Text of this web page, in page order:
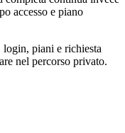
accesso e piano
piani e richiesta
nel percorso privato.